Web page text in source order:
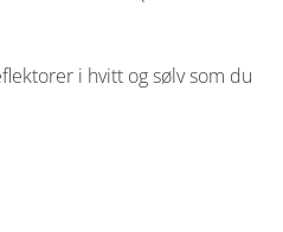
i hvitt og sølv som du